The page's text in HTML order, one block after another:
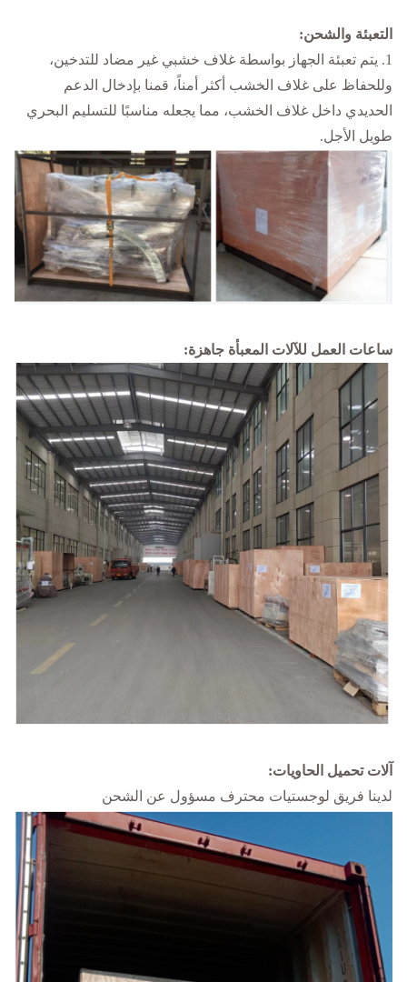
التعبئة والشحن:
1. يتم تعبئة الجهاز بواسطة غلاف خشبي غير مضاد للتدخين،
وللحفاظ على غلاف الخشب أكثر أمناً، قمنا بإدخال الدعم
الحديدي داخل غلاف الخشب، مما يجعله مناسبًا للتسليم البحري
طويل الأجل.
ساعات العمل للآلات المعبأة جاهزة:
آلات تحميل الحاويات:
لدينا فريق لوجستيات محترف مسؤول عن الشحن